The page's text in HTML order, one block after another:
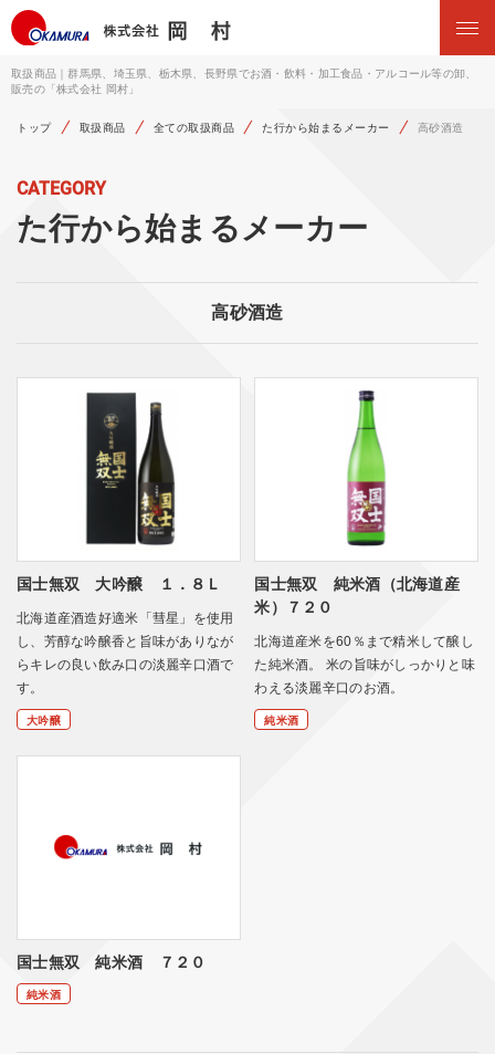
取扱商品｜群馬県、埼玉県、栃木県、長野県でお酒・飲料・加工食品・アルコール等の卸、
販売の「株式会社 岡村」
トップ 取扱商品 全ての取扱商品 た行から始まるメーカー 高砂酒造
CATEGORY
た行から始まるメーカー
高砂酒造
国士無双 大吟醸 １．８Ｌ
北海道産酒造好適米「彗星」を使用
し、芳醇な吟醸香と旨味がありなが
らキレの良い飲み口の淡麗辛口酒で
す。
大吟醸
国士無双 純米酒（北海道産
米）７２０
北海道産米を60％まで精米して醸し
た純米酒。 米の旨味がしっかりと味
わえる淡麗辛口のお酒。
純米酒
国士無双 純米酒 ７２０
純米酒